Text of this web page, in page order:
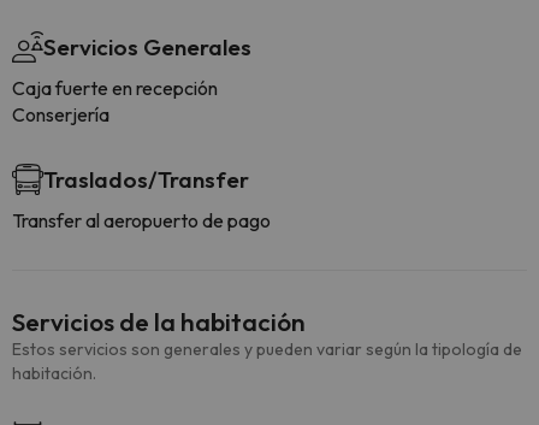
Servicios Generales
Caja fuerte en recepción
Conserjería
Traslados/Transfer
Transfer al aeropuerto de pago
Servicios de la habitación
Estos servicios son generales y pueden variar según la tipología de
habitación.